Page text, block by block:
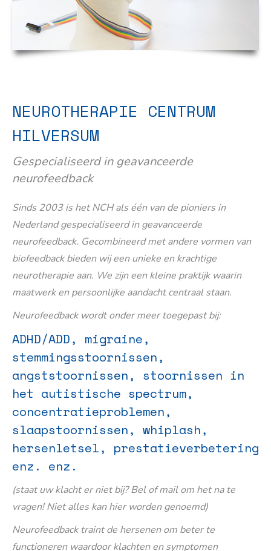
NEUROTHERAPIE CENTRUM
HILVERSUM
Gespecialiseerd in geavanceerde
neurofeedback
Sinds 2003 is het NCH als één van de pioniers in
Nederland gespecialiseerd in geavanceerde
neurofeedback. Gecombineerd met andere vormen van
biofeedback bieden wij een unieke en krachtige
neurotherapie aan. We zijn een kleine praktijk waarin
maatwerk en persoonlijke aandacht centraal staan.
Neurofeedback wordt onder meer toegepast bij:
ADHD/ADD, migraine,
stemmingsstoornissen,
angststoornissen, stoornissen in
het autistische spectrum,
concentratieproblemen,
slaapstoornissen, whiplash,
hersenletsel, prestatieverbetering
enz. enz.
(staat uw klacht er niet bij? Bel of mail om het na te
vragen! Niet alles kan hier worden genoemd)
Neurofeedback traint de hersenen om beter te
functioneren waardoor klachten en symptomen